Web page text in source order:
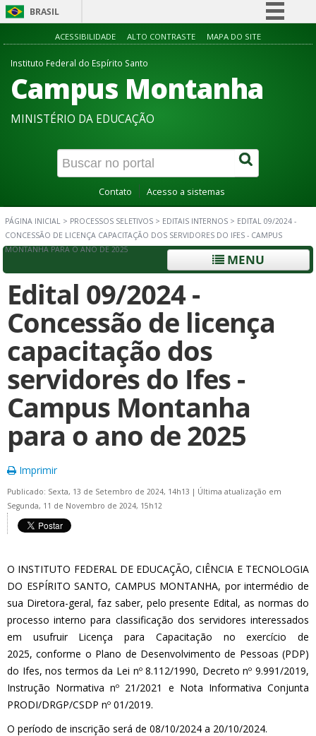
BRASIL
Simplifique!
Participe
Acesso à informação
Canais
ACESSIBILIDADE ALTO CONTRASTE MAPA DO SITE
Instituto Federal do Espírito Santo
Campus Montanha
MINISTÉRIO DA EDUCAÇÃO
Contato Acesso a sistemas
PÁGINA INICIAL > PROCESSOS SELETIVOS > EDITAIS INTERNOS > EDITAL 09/2024 -
CONCESSÃO DE LICENÇA CAPACITAÇÃO DOS SERVIDORES DO IFES - CAMPUS
MONTANHA PARA O ANO DE 2025
MENU
Edital 09/2024 -
Concessão de licença
capacitação dos
servidores do Ifes -
Campus Montanha
para o ano de 2025
Imprimir
Publicado: Sexta, 13 de Setembro de 2024, 14h13 | Última atualização em
Segunda, 11 de Novembro de 2024, 15h12
O INSTITUTO FEDERAL DE EDUCAÇÃO, CIÊNCIA E TECNOLOGIA
DO ESPÍRITO SANTO, CAMPUS MONTANHA, por intermédio de
sua Diretora-geral, faz saber, pelo presente Edital, as normas do
processo interno para classificação dos servidores interessados
em usufruir Licença para Capacitação no exercício de
2025, conforme o Plano de Desenvolvimento de Pessoas (PDP)
do Ifes, nos termos da Lei nº 8.112/1990, Decreto nº 9.991/2019,
Instrução Normativa nº 21/2021 e Nota Informativa Conjunta
PRODI/DRGP/CSDP nº 01/2019.
O período de inscrição será de 08/10/2024 a 20/10/2024.